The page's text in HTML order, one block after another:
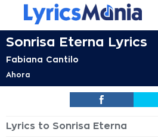
Sonrisa Eterna Lyrics
Fabiana Cantilo
Ahora
Lyrics to Sonrisa Eterna